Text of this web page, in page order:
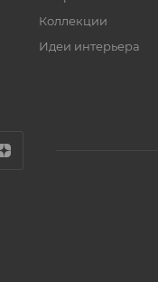
Коллекции
Идеи интерьера